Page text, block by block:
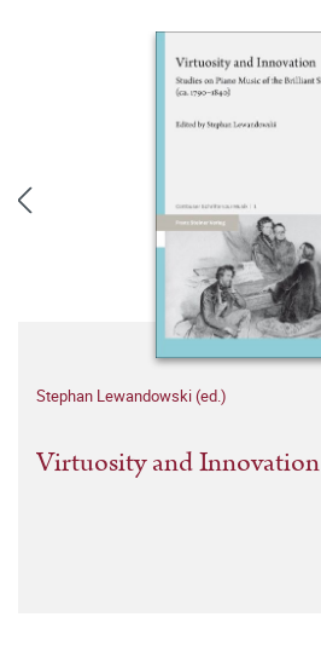
Stephan Lewandowski (ed.)
Virtuosity and Innovation